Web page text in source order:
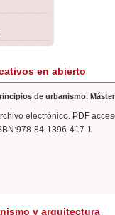
en abierto
de urbanismo.
electrónico. PDF
84-1396-417-1
y arquitectura